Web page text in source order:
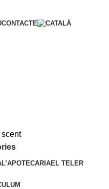
CONTACTE
scent
L’APOTECARIAEL TELER